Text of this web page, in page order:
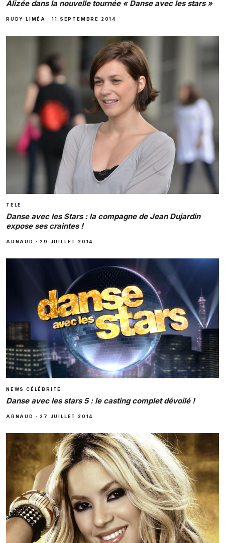
Alizée dans la nouvelle tournée « Danse avec les stars »
RUDY LIMÉA ·11 SEPTEMBRE 2014
TELE
Danse avec les Stars : la compagne de Jean Dujardin
expose ses craintes !
ARNAUD · 29 JUILLET 2014
NEWS CÉLÉBRITÉ
Danse avec les stars 5 : le casting complet dévoilé !
ARNAUD · 27 JUILLET 2014